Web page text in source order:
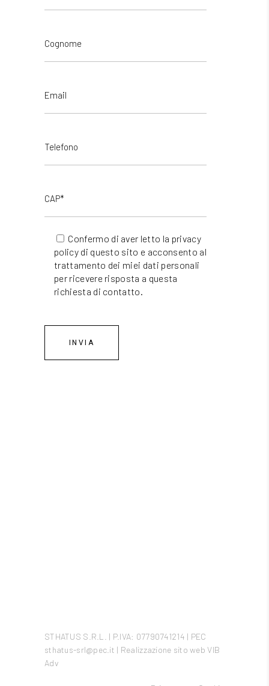
Confermo di aver letto la privacy
policydi questo sito e acconsento al
trattamento dei miei dati personali
per ricevere risposta a questa
richiesta di contatto.
INVIA
STHATUS S.R.L. | P.IVA: 07790741214 | PEC
sthatus-srl@pec.it | Realizzazione sito webVIB
Adv